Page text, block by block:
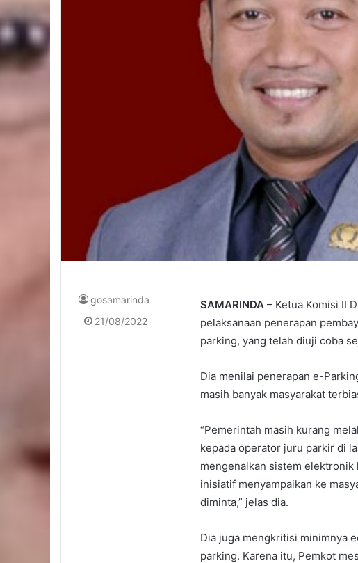
SAMARINDA – Ketua Komisi II
pelaksanaan penerapan
parking, yang telah diuji coba
Dia menilai penerapan e-
masih banyak masyarakat
“Pemerintah masih kurang
kepada operator juru parkir di
mengenalkan sistem elektronik
inisiatif menyampaikan ke
diminta,” jelas dia.
Dia juga mengkritisi minimnya
parking. Karena itu, Pemkot
gosamarinda
21/08/2022